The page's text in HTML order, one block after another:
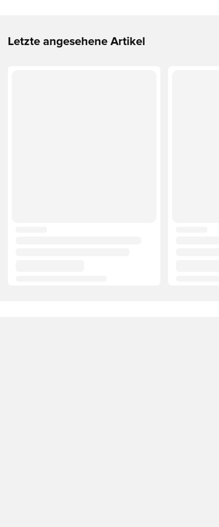
Letzte angesehene Artikel